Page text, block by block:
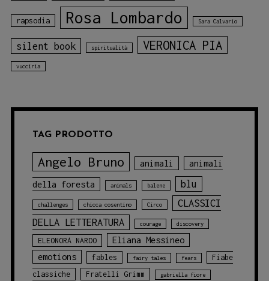
rapsodia Rosa Lombardo Sara Calvario
silent book spiritualità VERONICA PIA
vucciria
TAG PRODOTTO
Angelo Bruno animali animali
della foresta animals balene blu
challenges chicca cosentino Circo
CLASSICI
DELLA LETTERATURA
courage discovery
ELEONORA NARDO
Eliana Messineo
emotions
fables fairy tales fears
Fiabe
classiche
Fratelli Grimm gabriella fiore